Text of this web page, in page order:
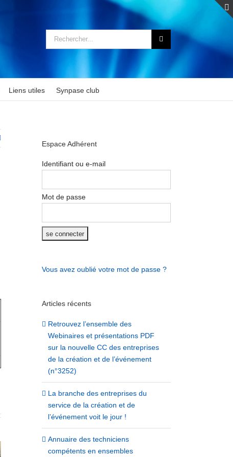
Rechercher:
Liens utiles Synpase club
Espace Adhérent
Identifiant ou e-mail
Mot de passe
Vous avez oublié votre mot de passe ?
Articles récents
Retrouvez l’ensemble des
Webinaires et présentations PDF
sur la nouvelle CC des entreprises
de la création et de l’événement
(n°3252)
La branche des entreprises du
service de la création et de
l’événement voit le jour !
Annuaire des techniciens
compétents en ensembles